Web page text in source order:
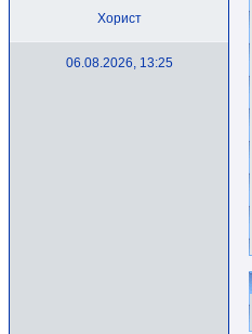
Хорист
06.08.2026, 13:25